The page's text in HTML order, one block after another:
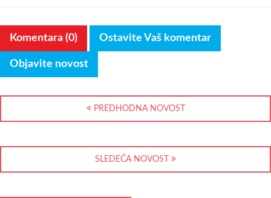
Komentara (0) Ostavite Vaš komentar
Objavite novost
PREDHODNA NOVOST
SLEDEĆA NOVOST